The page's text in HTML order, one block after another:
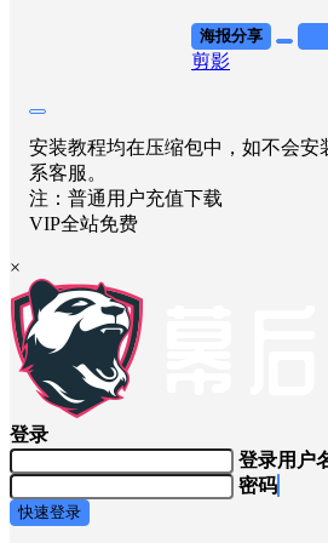
海报分享
剪影
安装教程均在压缩包中，如不会安
系客服。
注：普通用户充值下载
VIP全站免费
×
登录
登录用户
密码
快速登录